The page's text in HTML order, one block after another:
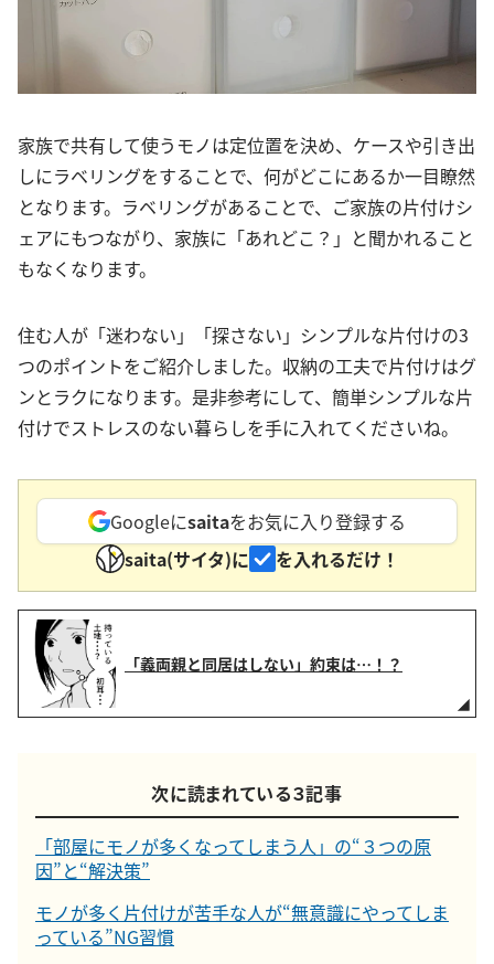
家族で共有して使うモノは定位置を決め、ケースや引き出
しにラベリングをすることで、何がどこにあるか一目瞭然
となります。ラベリングがあることで、ご家族の片付けシ
ェアにもつながり、家族に「あれどこ？」と聞かれること
もなくなります。
住む人が「迷わない」「探さない」シンプルな片付けの3
つのポイントをご紹介しました。収納の工夫で片付けはグ
ンとラクになります。是非参考にして、簡単シンプルな片
付けでストレスのない暮らしを手に入れてくださいね。
Googleにsaitaをお気に入り登録する
saita(サイタ)に
を入れるだけ！
「義両親と同居はしない」約束は…！？
次に読まれている３記事
「部屋にモノが多くなってしまう人」の“３つの原
因”と“解決策”
モノが多く片付けが苦手な人が“無意識にやってしま
っている”NG習慣